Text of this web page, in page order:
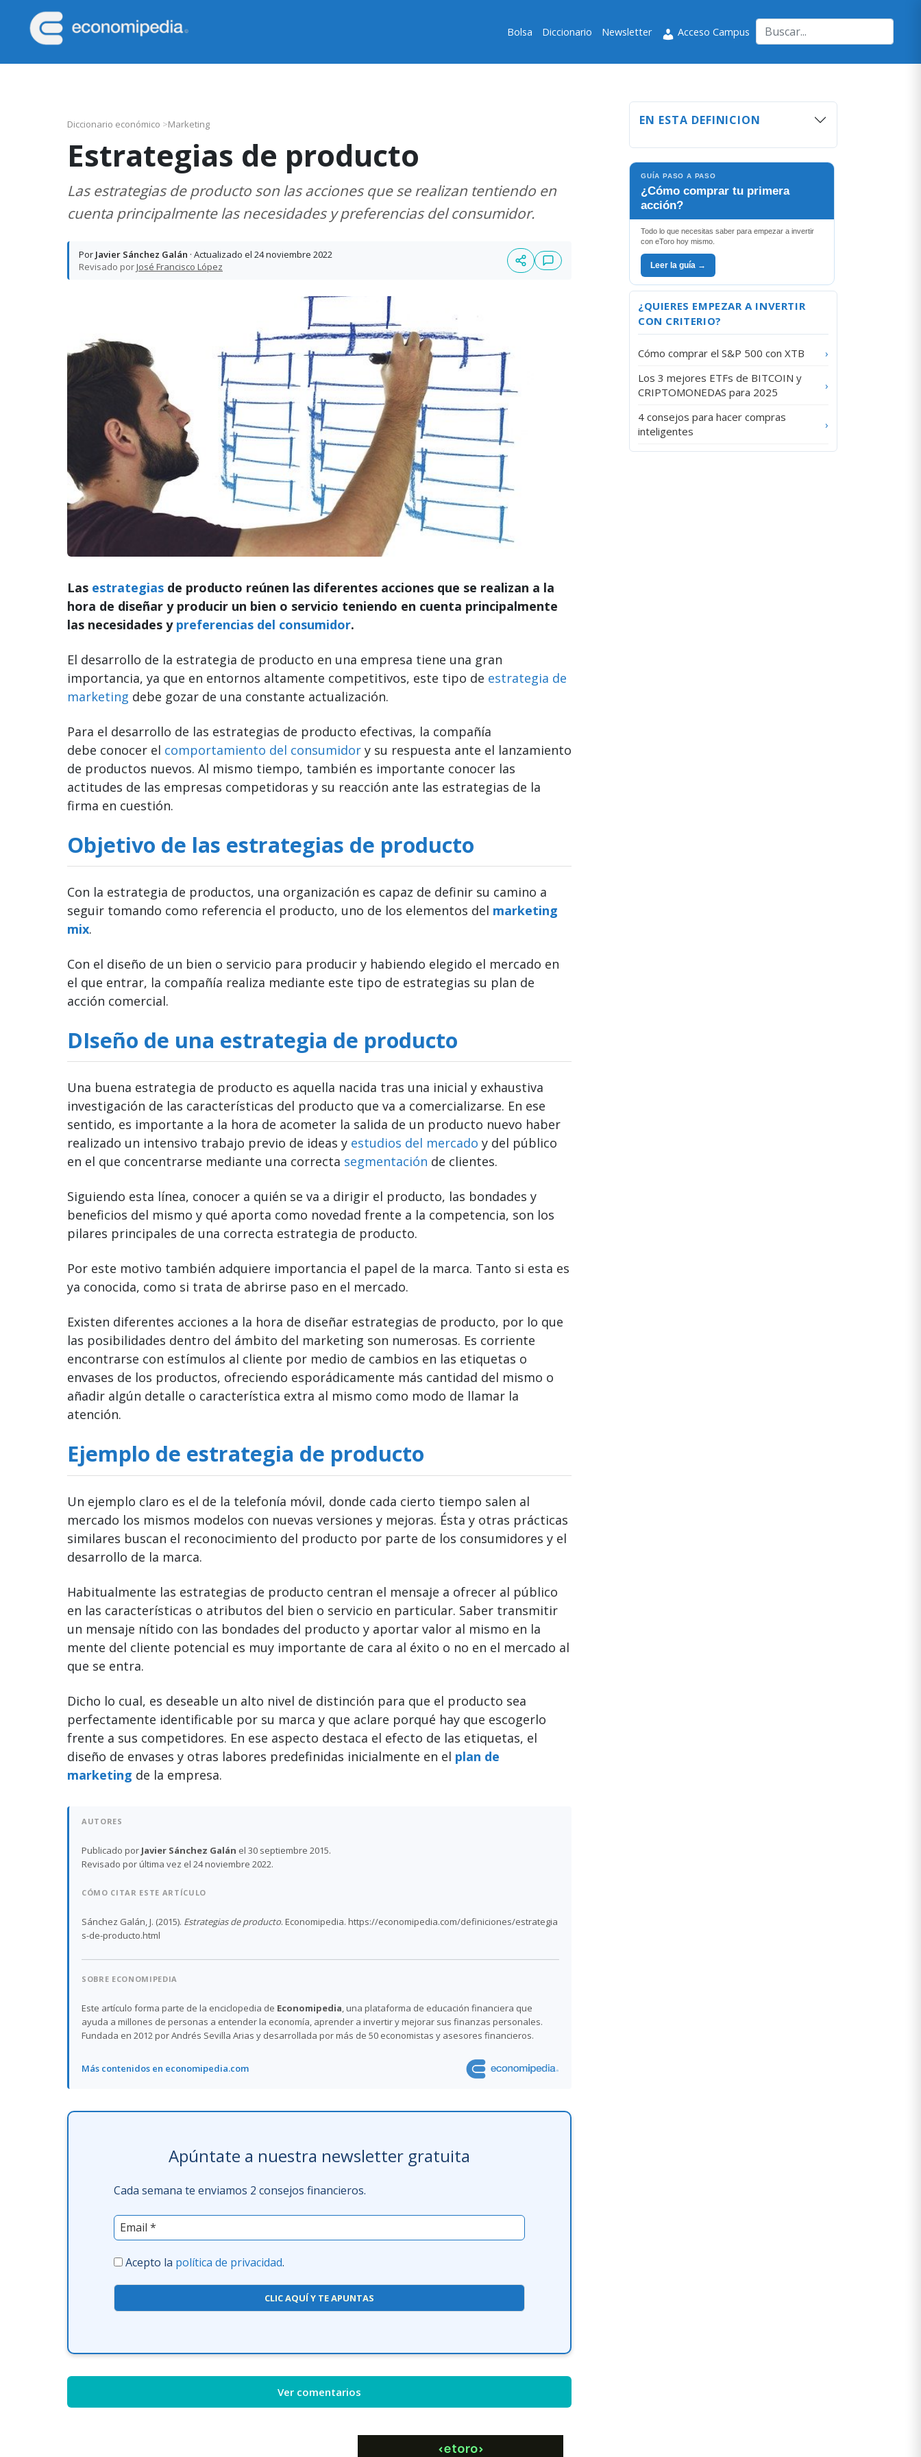
Saltar
Saltar
al
contenido
Saltar
Saltar
al
pie
Bolsa Diccionario Newsletter Acceso Campus
Diccionario económico >Marketing
Estrategias de producto
Las estrategias de producto son las acciones que se realizan tentiendo en
cuenta principalmente las necesidades y preferencias del consumidor.
Por Javier Sánchez Galán · Actualizado el 24 noviembre 2022
Revisado porJosé Francisco López
Las estrategias de producto reúnen las diferentes acciones que se realizan a la
hora de diseñar y producir un bien o servicio teniendo en cuenta principalmente
las necesidades y preferencias del consumidor.
El desarrollo de la estrategia de producto en una empresa tiene una gran
importancia, ya que en entornos altamente competitivos, este tipo de estrategia de
marketing debe gozar de una constante actualización.
Para el desarrollo de las estrategias de producto efectivas, la compañía
debe conocer el comportamiento del consumidor y su respuesta ante el lanzamiento
de productos nuevos. Al mismo tiempo, también es importante conocer las
actitudes de las empresas competidoras y su reacción ante las estrategias de la
firma en cuestión.
Objetivo de las estrategias de producto
Con la estrategia de productos, una organización es capaz de definir su camino a
seguir tomando como referencia el producto, uno de los elementos del marketing
mix.
Con el diseño de un bien o servicio para producir y habiendo elegido el mercado en
el que entrar, la compañía realiza mediante este tipo de estrategias su plan de
acción comercial.
DIseño de una estrategia de producto
Una buena estrategia de producto es aquella nacida tras una inicial y exhaustiva
investigación de las características del producto que va a comercializarse. En ese
sentido, es importante a la hora de acometer la salida de un producto nuevo haber
realizado un intensivo trabajo previo de ideas y estudios del mercado y del público
en el que concentrarse mediante una correcta segmentación de clientes.
Siguiendo esta línea, conocer a quién se va a dirigir el producto, las bondades y
beneficios del mismo y qué aporta como novedad frente a la competencia, son los
pilares principales de una correcta estrategia de producto.
Por este motivo también adquiere importancia el papel de la marca. Tanto si esta es
ya conocida, como si trata de abrirse paso en el mercado.
Existen diferentes acciones a la hora de diseñar estrategias de producto, por lo que
las posibilidades dentro del ámbito del marketing son numerosas. Es corriente
encontrarse con estímulos al cliente por medio de cambios en las etiquetas o
envases de los productos, ofreciendo esporádicamente más cantidad del mismo o
añadir algún detalle o característica extra al mismo como modo de llamar la
atención.
Ejemplo de estrategia de producto
Un ejemplo claro es el de la telefonía móvil, donde cada cierto tiempo salen al
mercado los mismos modelos con nuevas versiones y mejoras. Ésta y otras prácticas
similares buscan el reconocimiento del producto por parte de los consumidores y el
desarrollo de la marca.
Habitualmente las estrategias de producto centran el mensaje a ofrecer al público
en las características o atributos del bien o servicio en particular. Saber transmitir
un mensaje nítido con las bondades del producto y aportar valor al mismo en la
mente del cliente potencial es muy importante de cara al éxito o no en el mercado al
que se entra.
Dicho lo cual, es deseable un alto nivel de distinción para que el producto sea
perfectamente identificable por su marca y que aclare porqué hay que escogerlo
frente a sus competidores. En ese aspecto destaca el efecto de las etiquetas, el
diseño de envases y otras labores predefinidas inicialmente en el plan de
marketing de la empresa.
AUTORES
Publicado por Javier Sánchez Galán el 30 septiembre 2015.
Revisado por última vez el 24 noviembre 2022.
CÓMO CITAR ESTE ARTÍCULO
Sánchez Galán, J. (2015). Estrategias de producto. Economipedia. https://economipedia.com/definiciones/estrategia
s-de-producto.html
SOBRE ECONOMIPEDIA
Este artículo forma parte de la enciclopedia de Economipedia , una plataforma de educación financiera que
ayuda a millones de personas a entender la economía, aprender a invertir y mejorar sus finanzas personales.
Fundada en 2012 por Andrés Sevilla Arias y desarrollada por más de 50 economistas y asesores financieros.
Más contenidos en economipedia.com
Apúntate a nuestra newsletter gratuita
Cada semana te enviamos 2 consejos financieros.
Acepto la política de privacidad.
CLIC AQUÍ Y TE APUNTAS
Ver comentarios
EN ESTA DEFINICION
GUÍA PASO A PASO
¿Cómo comprar tu primera
acción?
Todo lo que necesitas saber para empezar a invertir
con eToro hoy mismo.
Leer la guía →
¿QUIERES EMPEZAR A INVERTIR
CON CRITERIO?
Cómo comprar el S&P 500 con XTB
›
Los 3 mejores ETFs de BITCOIN y
CRIPTOMONEDAS para 2025
›
4 consejos para hacer compras
inteligentes
›